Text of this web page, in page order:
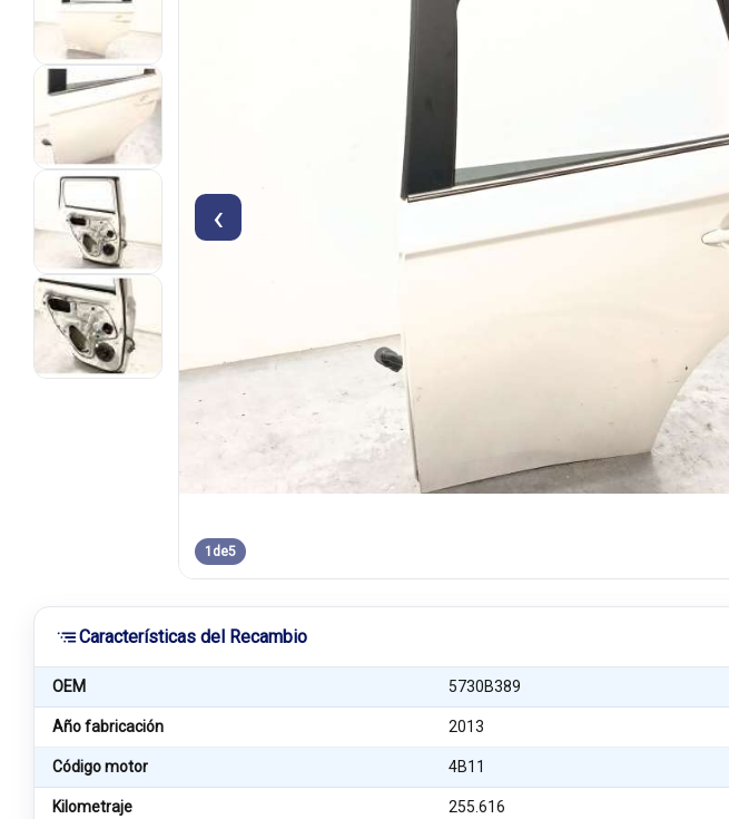
‹
1 de5
Características del Recambio
OEM 5730B389
Año fabricación 2013
Código motor 4B11
Kilometraje 255.616